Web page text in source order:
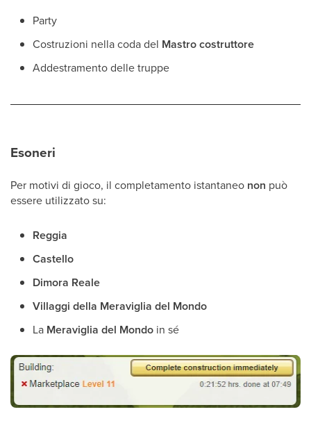
Party
Costruzioni nella coda del Mastro costruttore
Addestramento delle truppe
Esoneri
Per motivi di gioco, il completamento istantaneo non può
essere utilizzato su:
Reggia
Castello
Dimora Reale
Villaggi della Meraviglia del Mondo
La Meraviglia del Mondo in sé